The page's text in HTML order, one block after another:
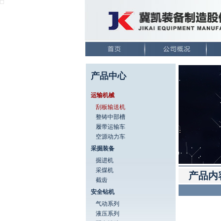
产品中心
运输机械
刮板输送机
整铸中部槽
履带运输车
空源动力车
采掘装备
掘进机
采煤机
截齿
安全钻机
气动系列
液压系列
产品内